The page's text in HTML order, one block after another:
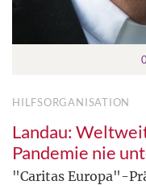
HILFSORGANISATION
Landau:
Pandemie nie
"Caritas Europa"-